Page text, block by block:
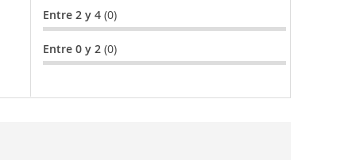
Entre 2 y 4 (0)
Entre 0 y 2 (0)